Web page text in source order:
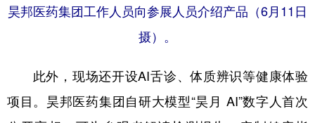
昊邦医药集团工作人员向参展人员介绍产品（6月11日
摄）。
此外，现场还开设AI舌诊、体质辨识等健康体验
项目。昊邦医药集团自研大模型“昊月 AI”数字人首次